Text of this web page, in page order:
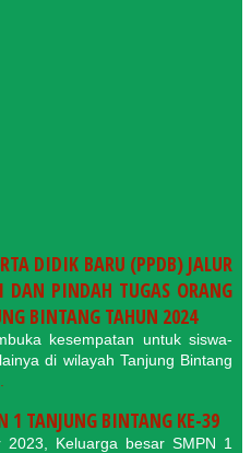
DIDIK BARU (PPDB) JALUR
PINDAH TUGAS ORANG
BINTANG TAHUN 2024
kesempatan untuk siswa-
di wilayah Tanjung Bintang
1 TANJUNG BINTANG KE-39
2023, Keluarga besar SMPN 1